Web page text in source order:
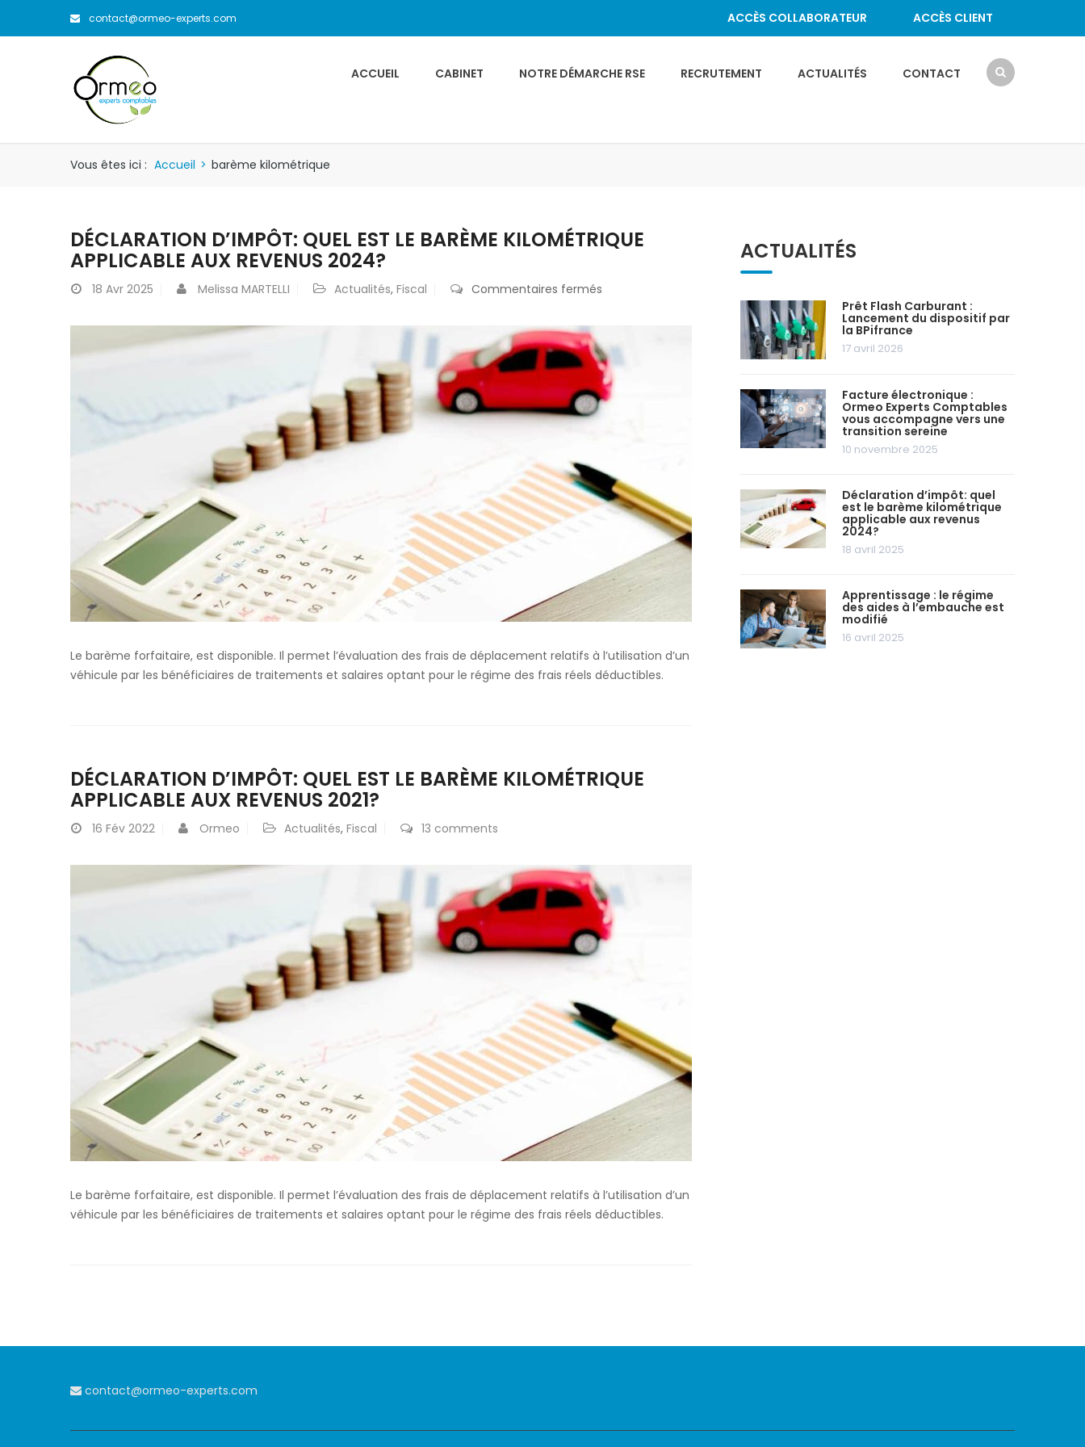
contact@ormeo-experts.com ACCÈS COLLABORATEUR ACCÈS CLIENT
ACCUEIL CABINET NOTRE DÉMARCHE RSE RECRUTEMENT ACTUALITÉS CONTACT
Vous êtes ici : Accueil > barème kilométrique
DÉCLARATION D’IMPÔT: QUEL EST LE BARÈME KILOMÉTRIQUE
APPLICABLE AUX REVENUS 2024?
18 Avr 2025 Melissa MARTELLI Actualités, Fiscal Commentaires fermés
quel
est
le
barème
revenus
2024?
Le barème forfaitaire, est disponible. Il permet l’évaluation des frais de déplacement relatifs à l’utilisation d’un
véhicule par les bénéficiaires de traitements et salaires optant pour le régime des frais réels déductibles.
DÉCLARATION D’IMPÔT: QUEL EST LE BARÈME KILOMÉTRIQUE
APPLICABLE AUX REVENUS 2021?
16 Fév 2022 Ormeo Actualités, Fiscal 13 comments
Le barème forfaitaire, est disponible. Il permet l’évaluation des frais de déplacement relatifs à l’utilisation d’un
véhicule par les bénéficiaires de traitements et salaires optant pour le régime des frais réels déductibles.
ACTUALITÉS
Prêt Flash Carburant :
Lancement du dispositif par
la BPifrance
17 avril 2026
Facture électronique :
Ormeo Experts Comptables
vous accompagne vers une
transition sereine
10 novembre 2025
Déclaration d’impôt: quel
est le barème kilométrique
applicable aux revenus
2024?
18 avril 2025
Apprentissage : le régime
des aides à l’embauche est
modifié
16 avril 2025
contact@ormeo-experts.com